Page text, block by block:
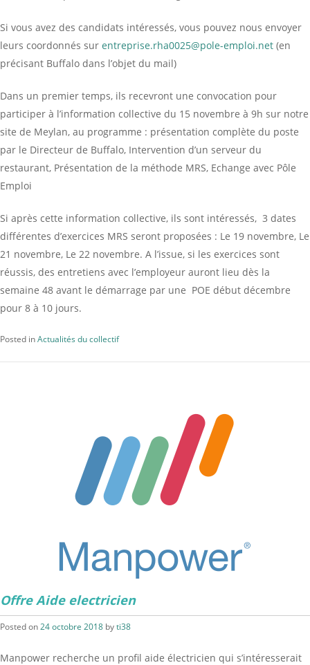
Si vous avez des candidats intéressés, vous pouvez nous envoyer
leurs coordonnés sur entreprise.rha0025@pole-emploi.net (en
précisant Buffalo dans l’objet du mail)
Dans un premier temps, ils recevront une convocation pour
participer à l’information collective du 15 novembre à 9h sur notre
site de Meylan, au programme : présentation complète du poste
par le Directeur de Buffalo, Intervention d’un serveur du
restaurant, Présentation de la méthode MRS, Echange avec Pôle
Emploi
Si après cette information collective, ils sont intéressés, 3 dates
différentes d’exercices MRS seront proposées : Le 19 novembre, Le
21 novembre, Le 22 novembre. A l’issue, si les exercices sont
réussis, des entretiens avec l’employeur auront lieu dès la
semaine 48 avant le démarrage par une POE début décembre
pour 8 à 10 jours.
Posted inActualités du collectif
Offre Aide electricien
Posted on24 octobre 2018 byti38
Manpower recherche un profil aide électricien qui s’intéresserait